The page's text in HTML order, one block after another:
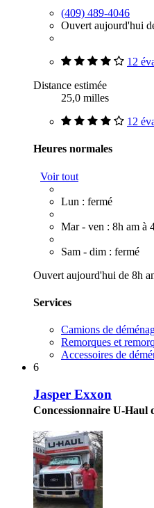
(409) 489-4046
Ouvert aujourd'hui
12
Distance estimée
25,0 milles
12
Heures normales
Voir tout
Lun : fermé
Mar - ven : 8h am à
Sam - dim : fermé
Ouvert aujourd'hui de 8h
Services
Camions de
Remorques et
Accessoires de
6
Jasper Exxon
Concessionnaire U-Haul